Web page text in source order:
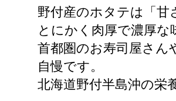
野付産のホタテは「甘
とにかく肉厚で濃厚
首都圏のお寿司屋さん
自慢です。
北海道野付半島沖の栄